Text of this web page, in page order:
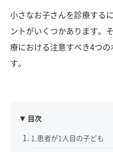
小さなお子さんを診療する
ントがいくつかあります。
療における注意すべき4つ
す。
目次
1.患者が1人目の子ども